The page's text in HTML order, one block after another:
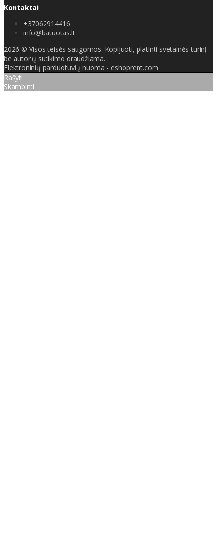
Kontaktai
+37062914416
info@batuotas.lt
2026 © Visos teisės saugomos. Kopijuoti, platinti svetainės turinį
be autorių sutikimo draudžiama.
Elektroninių parduotuvių nuoma - eshoprent.com
Rašyti
Skambinti